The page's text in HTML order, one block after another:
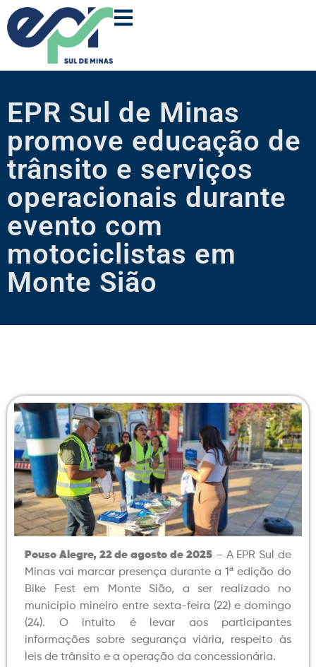
EPR Sul de Minas
promove educação de
trânsito e serviços
operacionais durante
evento com
motociclistas em
Monte Sião
Pouso Alegre, 22 de agosto de 2025– A EPR Sul de
Minas vai marcar presença durante a 1ª edição do
Bike Fest em Monte Sião, a ser realizado no
município mineiro entre sexta-feira (22) e domingo
(24). O intuito é levar aos participantes
informações sobre segurança viária, respeito às
leis de trânsito e a operação da concessionária.